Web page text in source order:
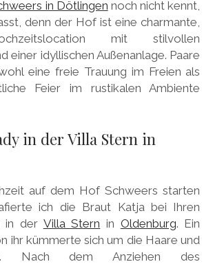
in Dötlingen noch nicht kennt,
denn der Hof ist eine charmante,
mit stilvollen
einer idyllischen Außenanlage. Paare
eine freie Trauung im Freien als
Feier im rustikalen Ambiente
in der Villa Stern in
auf dem Hof Schweers starten
ich die Braut Katja bei Ihren
in der Villa Stern in Oldenburg. Ein
ihr kümmerte sich um die Haare und
Nach dem Anziehen des